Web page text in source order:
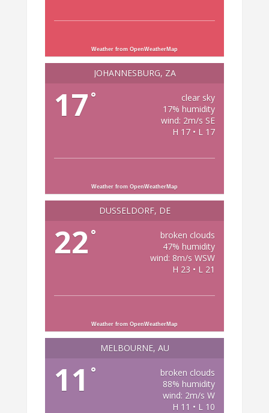
Weather from OpenWeatherMap
JOHANNESBURG, ZA
17 °
clear sky
17% humidity
wind: 2m/s SE
H 17 • L 17
Weather from OpenWeatherMap
DÜSSELDORF, DE
22 °
broken clouds
47% humidity
wind: 8m/s WSW
H 23 • L 21
Weather from OpenWeatherMap
MELBOURNE, AU
11 °
broken clouds
88% humidity
wind: 2m/s W
H 11 • L 10